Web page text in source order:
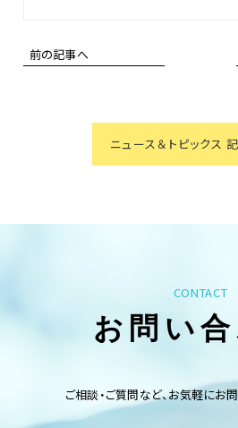
前の記事へ
ニュース＆トピックス
CONTACT
お問い
ご相談・ご質問など、お気軽にお